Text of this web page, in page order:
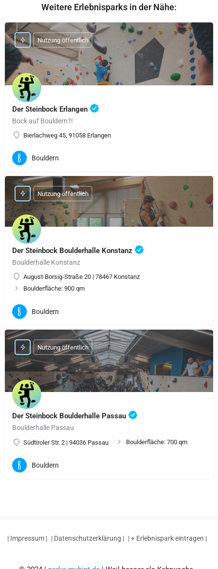
Weitere Erlebnisparks in der Nähe:
Der Steinbock Erlangen
Bock auf Bouldern?!
Bierlachweg 45, 91058 Erlangen
Nutzung öffentlich
Bouldern
Der Steinbock Boulderhalle Konstanz
Boulderhalle Konstanz
August-Borsig-Straße 20 | 78467 Konstanz
Boulderfläche: 900 qm
Nutzung öffentlich
Bouldern
Der Steinbock Boulderhalle Passau
Boulderhalle Passau
Südtiroler Str. 2 | 94036 Passau Boulderfläche: 700 qm
Nutzung öffentlich
Bouldern
| Impressum | | Datenschutzerklärung | | + Erlebnispark eintragen |